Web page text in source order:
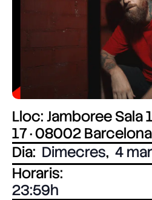
Lloc: Jamboree Sala
17 · 08002 Barcelona
Dia: Dimecres, 4
Horaris:
23:59